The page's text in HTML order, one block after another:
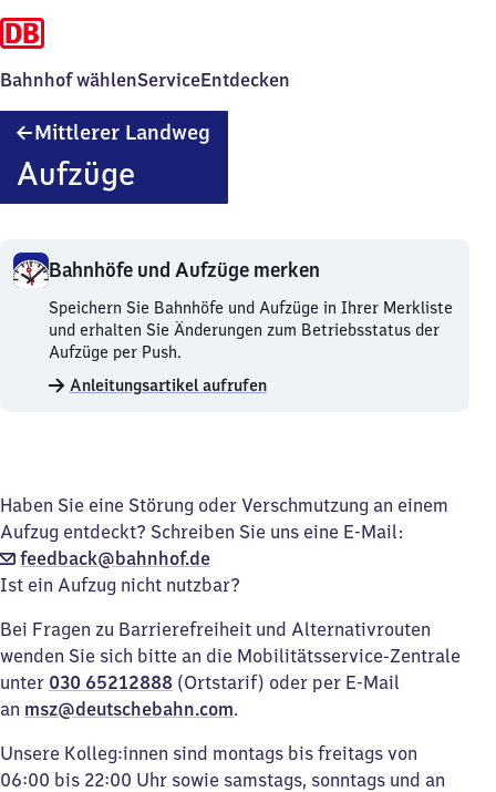
Bahnhof wählenServiceEntdecken
Mittlerer Landweg
Aufzüge
Bahnhöfe und Aufzüge merken
Bahnhöfe
und
Aufzüge
merken.
Speichern Sie Bahnhöfe und Aufzüge in Ihrer Merkliste
und erhalten Sie Änderungen zum Betriebsstatus der
Aufzüge per Push.
Anleitungsartikel aufrufen
Haben Sie eine Störung oder Verschmutzung an einem
Aufzug entdeckt? Schreiben Sie uns eine E-Mail:
feedback@bahnhof.de
Ist ein Aufzug nicht nutzbar?
Bei Fragen zu Barrierefreiheit und Alternativrouten
wenden Sie sich bitte an die Mobilitätsservice-Zentrale
unter 030 65212888 (Ortstarif) oder per E-Mail
an msz@deutschebahn.com.
Unsere Kolleg:innen sind montags bis freitags von
06:00 bis 22:00 Uhr sowie samstags, sonntags und an